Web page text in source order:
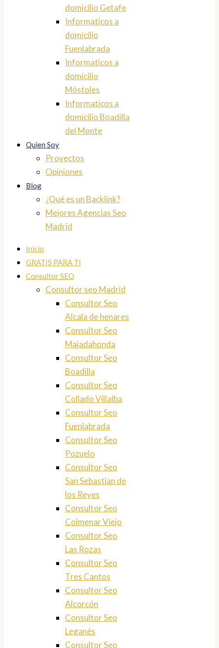
domicilio Getafe
Informaticos a
domicilio
Fuenlabrada
Informaticos a
domicilio
Móstoles
Informaticos a
domicilio Boadilla
del Monte
Quien Soy
Proyectos
Opiniones
Blog
¿Qué es un Backlink?
Mejores Agencias Seo
Madrid
Inicio
GRATIS PARA TI
Consultor SEO
Consultor seo Madrid
Consultor Seo
Alcala de henares
Consultor Seo
Majadahonda
Consultor Seo
Boadilla
Consultor Seo
Collado Villalba
Consultor Seo
Fuenlabrada
Consultor Seo
Pozuelo
Consultor Seo
San Sebastian de
los Reyes
Consultor Seo
Colmenar Viejo
Consultor Seo
Las Rozas
Consultor Seo
Tres Cantos
Consultor Seo
Alcorcón
Consultor Seo
Leganés
Consultor Seo